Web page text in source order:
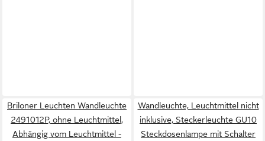
Briloner Leuchten Wandleuchte
2491012P, ohne Leuchtmittel,
Abhängig vom Leuchtmittel -
Wandleuchte, Leuchtmittel nicht
inklusive, Steckerleuchte GU10
Steckdosenlampe mit Schalter